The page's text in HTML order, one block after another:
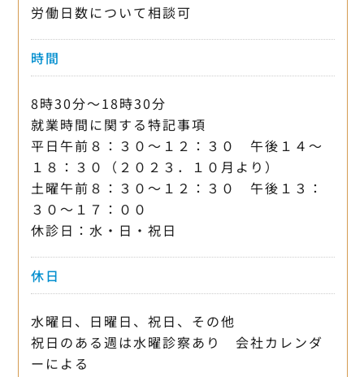
労働日数について相談可
時間
8時30分〜18時30分
就業時間に関する特記事項
平日午前８：３０～１２：３０ 午後１４～
１８：３０（２０２３．１０月より）
土曜午前８：３０～１２：３０ 午後１３：
３０～１７：００
休診日：水・日・祝日
休日
水曜日、日曜日、祝日、その他
祝日のある週は水曜診察あり 会社カレンダ
ーによる